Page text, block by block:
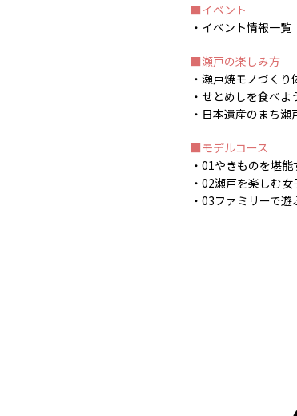
イベント
イベント情報一覧
瀬戸の楽しみ方
瀬戸焼モノづくり
せとめしを食べよ
日本遺産のまち瀬
モデルコース
01やきものを堪能
02瀬戸を楽しむ女
03ファミリーで遊